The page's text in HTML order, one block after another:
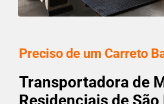
Preciso de um Carreto
Transportadora de